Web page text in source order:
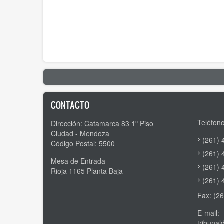
CONTACTO
Dirección: Catamarca 83 1º Piso
Ciudad - Mendoza
Código Postal: 5500
Mesa de Entrada
Rioja 1165 Planta Baja
(261)
(261)
(261)
(261)
Fax:
E-mail: